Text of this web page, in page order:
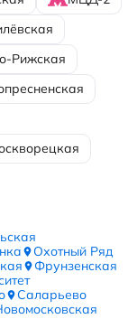
Рижская
Охотный Ряд
Фрунзенская
Саларьево